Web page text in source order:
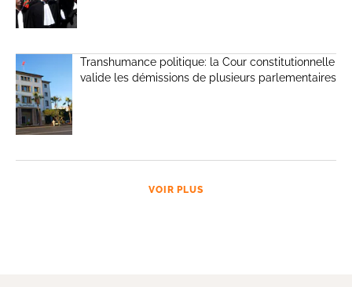
Transhumance politique: la Cour constitutionnelle
valide les démissions de plusieurs parlementaires
VOIR PLUS